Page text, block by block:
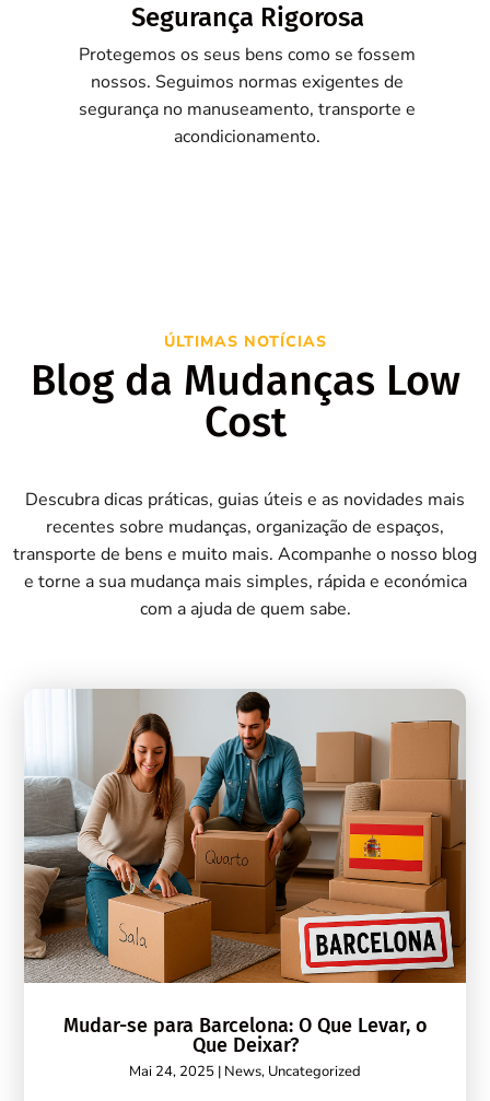
Segurança Rigorosa
Protegemos os seus bens como se fossem
nossos. Seguimos normas exigentes de
segurança no manuseamento, transporte e
acondicionamento.
ÚLTIMAS NOTÍCIAS
Blog da Mudanças Low
Cost
Descubra dicas práticas, guias úteis e as novidades mais
recentes sobre mudanças, organização de espaços,
transporte de bens e muito mais. Acompanhe o nosso blog
e torne a sua mudança mais simples, rápida e económica
com a ajuda de quem sabe.
Mudar-se para Barcelona: O Que Levar, o
Que Deixar?
Mai 24, 2025 | News, Uncategorized